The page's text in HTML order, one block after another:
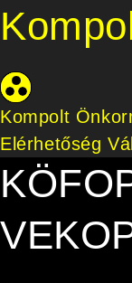
Kompolt
Elérhetőség